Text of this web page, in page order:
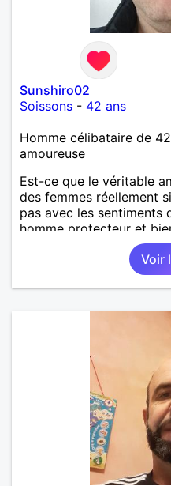
Sunshiro02
Soissons - 42 ans
Homme célibataire de
amoureuse
Est-ce que le véritable
des femmes réellement
pas avec les sentiments
homme protecteur et
d'y croire et pouvoir
que je désir temps.
joyeuseté passer votre
m'intéressez pas du tout!
Voir